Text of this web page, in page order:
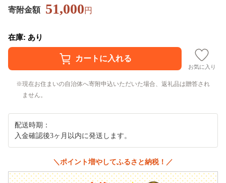
寄附金額 51,000円
在庫: あり
お気に入り
現在お住まいの自治体へ寄附申込いただいた場合、返礼品は贈答され
ません。
配送時期：
入金確認後3ヶ月以内に発送します。
＼ポイント増やしてふるさと納税！／